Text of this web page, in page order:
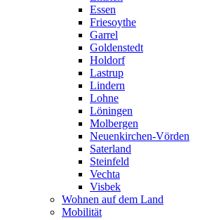
Essen
Friesoythe
Garrel
Goldenstedt
Holdorf
Lastrup
Lindern
Lohne
Löningen
Molbergen
Neuenkirchen-Vörden
Saterland
Steinfeld
Vechta
Visbek
Wohnen auf dem Land
Mobilität